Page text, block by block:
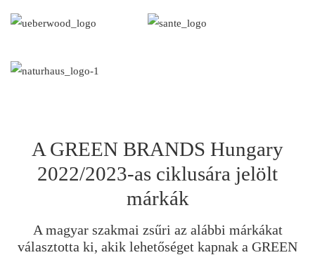
A GREEN BRANDS Hungary
2022/2023-as ciklusára jelölt
márkák
A magyar szakmai zsűri az alábbi márkákat
választotta ki, akik lehetőséget kapnak a GREEN